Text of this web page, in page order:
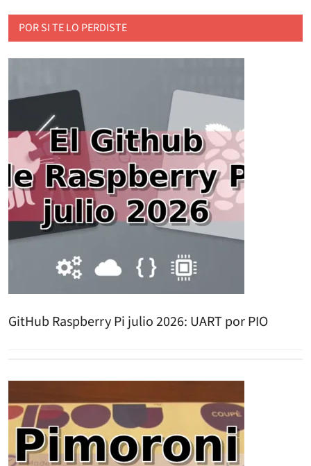
POR SI TE LO PERDISTE
GitHub Raspberry Pi julio 2026: UART por PIO